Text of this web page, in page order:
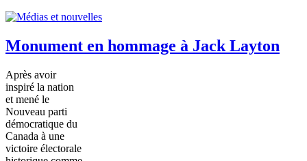
Monument en hommage à Jack Layton
Après avoir
inspiré la nation
et mené le
Nouveau parti
démocratique du
Canada à une
victoire électorale